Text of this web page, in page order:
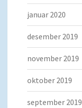
januar 2020
desember 2019
november 2019
oktober 2019
september 2019